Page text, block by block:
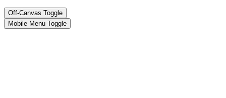
Off-Canvas Toggle
Mobile Menu Toggle